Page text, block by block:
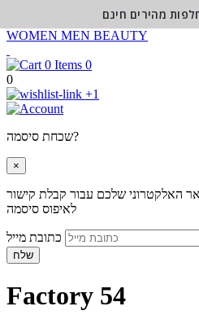
WOMEN MEN BEAUTY
0
0
+1
שכחת סיסמה?
×
האלקטרוני שלכם עבור קבלת קישור
לאיפוס סיסמה
שלח
Factory 54
מהירים חינם